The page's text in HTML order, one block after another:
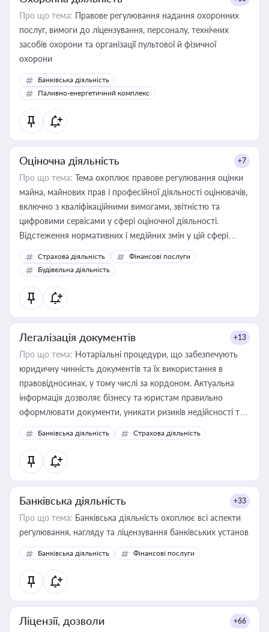
Про що тема: Правове регулювання надання охоронних
послуг, вимоги до ліцензування, персоналу, технічних
засобів охорони та організації пультової й фізичної
охорони
Банківська діяльність
Паливно-енергетичний комплекс
Оціночна діяльність +7
Про що тема: Тема охоплює правове регулювання оцінки
майна, майнових прав і професійної діяльності оцінювачів,
включно з кваліфікаційними вимогами, звітністю та
цифровими сервісами у сфері оціночної діяльності.
Відстеження нормативних і медійних змін у цій сфері
корисне для власника бізнесу, керівника, юриста або
бухгалтера під час оподаткування, приватизації, оренди
державного майна, корпоративних угод і перевірки
статусу суб'єктів оціночної діяльності
Страхова діяльність
Фінансові послуги
Будівельна діяльність
Легалізація документів +13
Про що тема: Нотаріальні процедури, що забезпечують
юридичну чинність документів та їх використання в
правовідносинах, у тому числі за кордоном. Актуальна
інформація дозволяє бізнесу та юристам правильно
оформлювати документи, уникати ризиків недійсності та
забезпечувати їх належне прийняття органами влади та
контрагентами
Банківська діяльність Страхова діяльність
Банківська діяльність +33
Про що тема: Банківська діяльність охоплює всі аспекти
регулювання, нагляду та ліцензування банківських установ
Банківська діяльність Фінансові послуги
Ліцензії, дозволи +66